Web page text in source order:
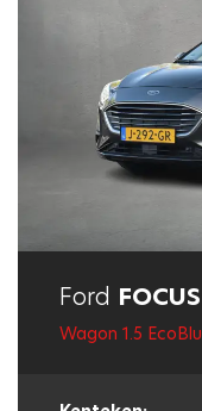
Ford
Wagon 1.5